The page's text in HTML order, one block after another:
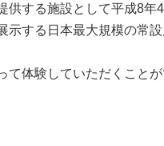
する施設として平成8年
する日本最大規模の常設
体験していただくこと